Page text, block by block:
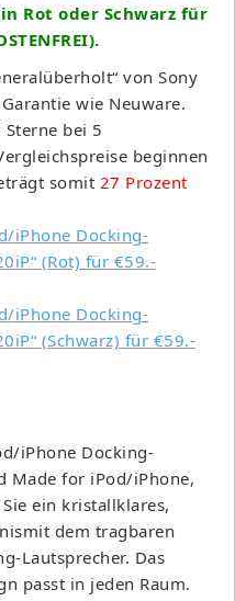
Rot oder Schwarz für
von Sony
wie Neuware.
bei 5
beginnen
somit 27 Prozent
iPhone Docking-
(Rot) für €59.-
iPhone Docking-
(Schwarz) für €59.-
iPhone Docking-
Made for iPod/iPhone,
ein kristallklares,
dem tragbaren
Lautsprecher. Das
passt in jeden Raum.